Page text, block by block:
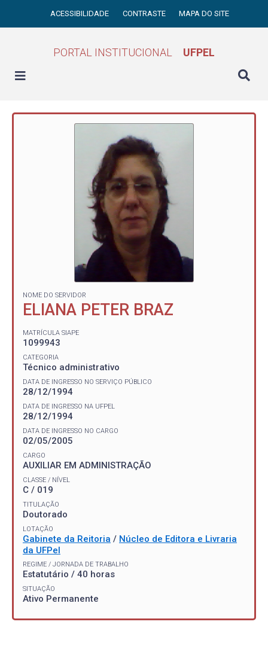
ACESSIBILIDADE CONTRASTE MAPA DO SITE
PORTAL INSTITUCIONAL UFPEL
NOME DO SERVIDOR
ELIANA PETER BRAZ
MATRÍCULA SIAPE
1099943
CATEGORIA
Técnico administrativo
DATA DE INGRESSO NO SERVIÇO PÚBLICO
28/12/1994
DATA DE INGRESSO NA UFPEL
28/12/1994
DATA DE INGRESSO NO CARGO
02/05/2005
CARGO
AUXILIAR EM ADMINISTRAÇÃO
CLASSE / NÍVEL
C / 019
TITULAÇÃO
Doutorado
LOTAÇÃO
Gabinete da Reitoria / Núcleo de Editora e Livraria
da UFPel
REGIME / JORNADA DE TRABALHO
Estatutário / 40 horas
SITUAÇÃO
Ativo Permanente